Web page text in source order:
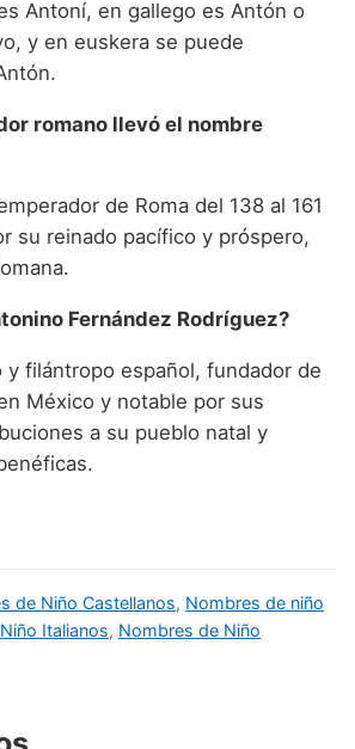
Antoní, en gallego es Antón o
y en euskera se puede
romano llevó el nombre
de Roma del 138 al 161
su reinado pacífico y próspero,
Fernández Rodríguez?
y filántropo español, fundador de
México y notable por sus
a su pueblo natal y
de Niño Castellanos, Nombres de niño
Italianos, Nombres de Niño